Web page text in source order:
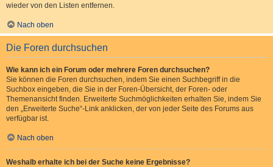
wieder von den Listen entfernen.
Nach oben
Die Foren durchsuchen
Wie kann ich ein Forum oder mehrere Foren durchsuchen?
Sie können die Foren durchsuchen, indem Sie einen Suchbegriff in die
Suchbox eingeben, die Sie in der Foren-Übersicht, der Foren- oder
Themenansicht finden. Erweiterte Suchmöglichkeiten erhalten Sie, indem Sie
den „Erweiterte Suche“-Link anklicken, der von jeder Seite des Forums aus
verfügbar ist.
Nach oben
Weshalb erhalte ich bei der Suche keine Ergebnisse?